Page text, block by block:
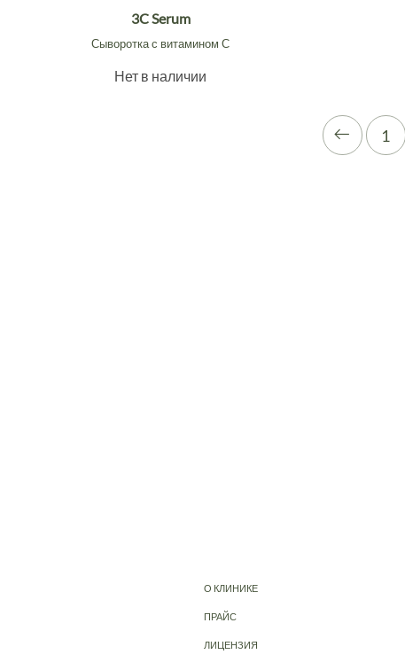
3C Serum
Сыворотка с витамином С
Нет в наличии
1
О КЛИНИКЕ
ПРАЙС
ЛИЦЕНЗИЯ